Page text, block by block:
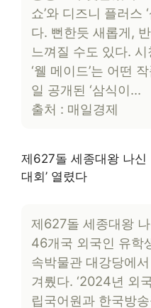
쇼’와 디즈니 플러스
다. 뻔한듯 새롭게,
느껴질 수도 있다.
‘웰 메이드’는 어떤
일 공개된 ‘삼식이…
출처 : 매일경제
제627돌 세종대왕 나신
대회’ 열렸다
제627돌 세종대왕
46개국 외국인 유학
속박물관 대강당에
겨뤘다. ‘2024년 외
립국어원과 한국방